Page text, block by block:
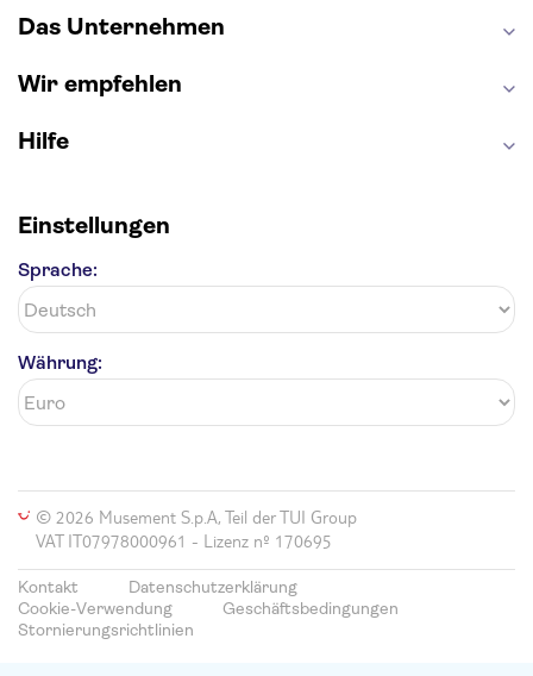
Das Unternehmen
Wir empfehlen
Hilfe
Einstellungen
Sprache:
Währung:
© 2026 Musement S.p.A, Teil der TUI Group
VAT IT07978000961 - Lizenz nº 170695
Kontakt
Datenschutzerklärung
Cookie-Verwendung
Geschäftsbedingungen
Stornierungsrichtlinien